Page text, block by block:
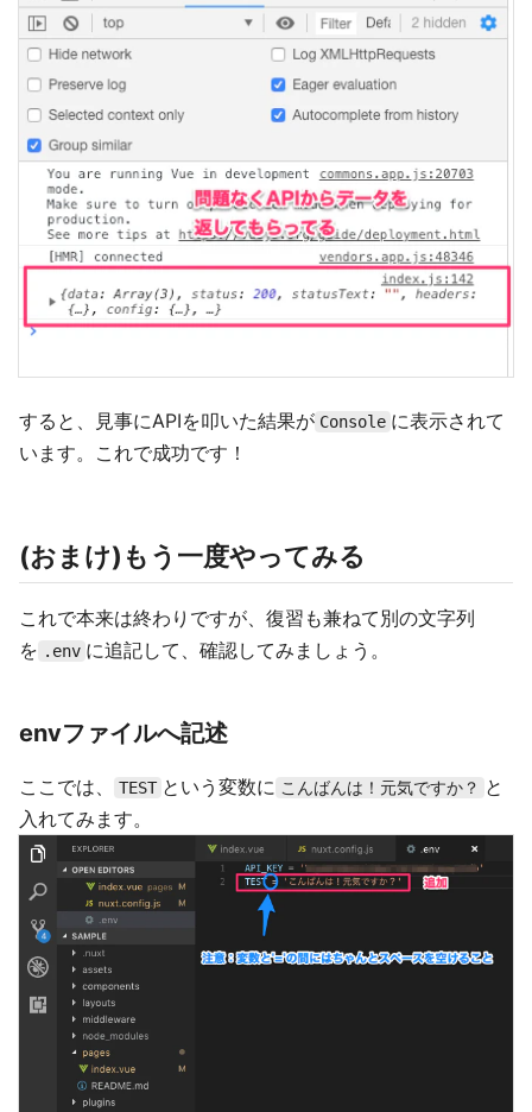
すると、見事にAPIを叩いた結果が Console に表示されて
います。これで成功です！
(おまけ)もう一度やってみる
これで本来は終わりですが、復習も兼ねて別の文字列
を .env に追記して、確認してみましょう。
envファイルへ記述
ここでは、 TEST という変数に こんばんは！元気ですか？ と
入れてみます。